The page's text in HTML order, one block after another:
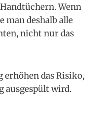
Wenn
man deshalb alle
nicht nur das
das Risiko,
ausgespült wird.